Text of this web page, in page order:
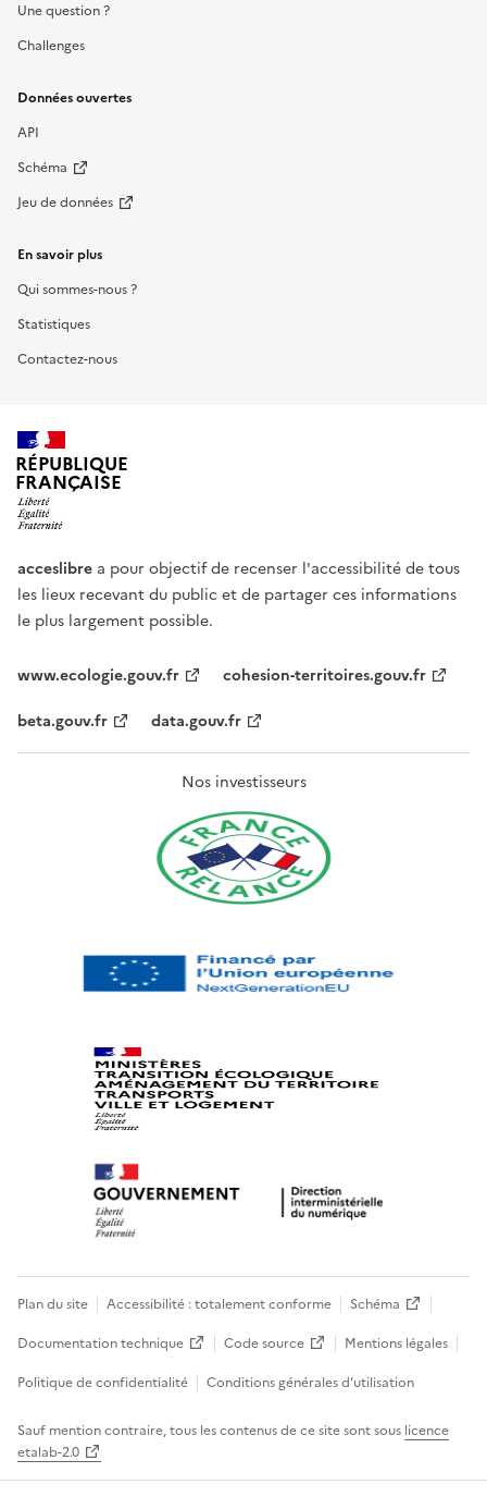
Une question ?
Challenges
Données ouvertes
API
Schéma
Jeu de données
En savoir plus
Qui sommes-nous ?
Statistiques
Contactez-nous
RÉPUBLIQUE
FRANÇAISE
acceslibre a pour objectif de recenser l'accessibilité de tous
les lieux recevant du public et de partager ces informations
le plus largement possible.
www.ecologie.gouv.fr
cohesion-territoires.gouv.fr
beta.gouv.fr
data.gouv.fr
Nos investisseurs
Plan du site Accessibilité : totalement conforme
Schéma
Documentation technique
Code source
Mentions légales
Politique de confidentialité
Conditions générales d’utilisation
Sauf mention contraire, tous les contenus de ce site sont sous licence
etalab-2.0